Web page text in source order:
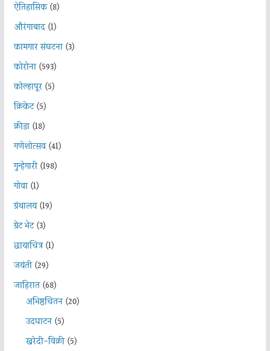
ऐतिहासिक(8)
औरंगाबाद(1)
कामगार संघटना(3)
कोरोना(593)
कोल्हापूर(5)
क्रिकेट(5)
क्रीडा(18)
गणेशोत्सव(41)
गुन्हेगारी(198)
गोवा(1)
ग्रंथालय(19)
ग्रेट भेट(3)
छायाचित्र(1)
जयंती(29)
जाहिरात(68)
अभिष्ठचिंतन(20)
उदघाटन(5)
खरेदी-विक्री(5)